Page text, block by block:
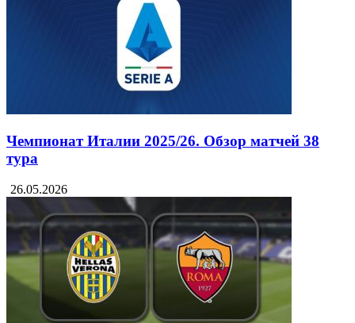
Чемпионат Италии 2025/26. Обзор матчей 38
тура
26.05.2026